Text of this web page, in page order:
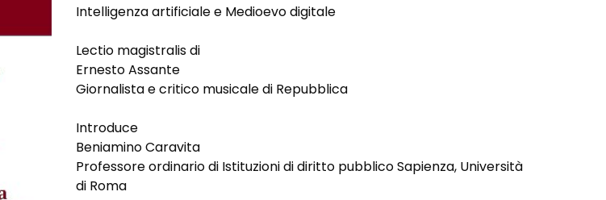
Intelligenza artificiale e Medioevo digitale
Lectio magistralis di
Ernesto Assante
Giornalista e critico musicale di Repubblica
Introduce
Beniamino Caravita
Professore ordinario di Istituzioni di diritto pubblico Sapienza, Università
di Roma